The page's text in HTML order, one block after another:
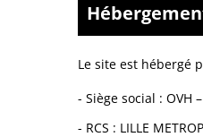
Le site est hébergé
- Siège social : OVH
- RCS : LILLE